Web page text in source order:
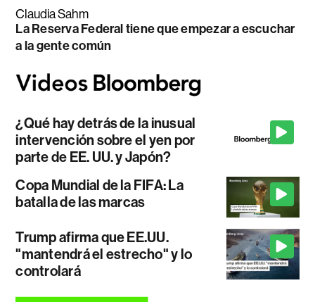
Claudia Sahm
La Reserva Federal tiene que empezar a escuchar
a la gente común
¿Qué hay detrás de la inusual
intervención sobre el yen por
parte de EE. UU. y Japón?
Copa Mundial de la FIFA: La
batalla de las marcas
Trump afirma que EE.UU.
"mantendrá el estrecho" y lo
controlará